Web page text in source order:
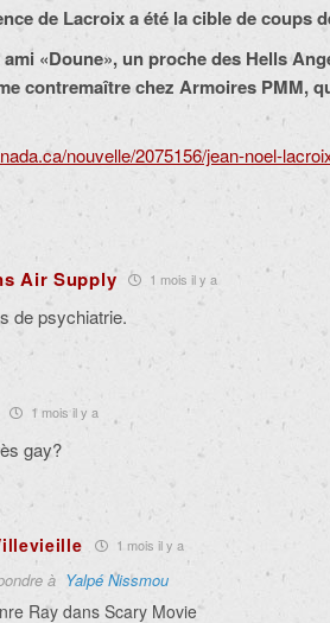
de Lacroix a été la cible de coups
«Doune», un proche des Hells
contremaître chez Armoires PMM,
nouvelle/2075156/jean-noel-
Air Supply 1 mois il y a
de psychiatrie.
1 mois il y a
gay?
1 mois il y a
à Yalpé Nissmou
Ray dans Scary Movie